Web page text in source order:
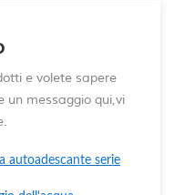
e volete sapere
un messaggio qui,vi
autoadescante serie